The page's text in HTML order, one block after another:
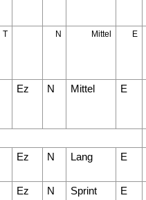
T N Mittel E
Ez N Mittel E
Ez N Lang E
Ez N Sprint E